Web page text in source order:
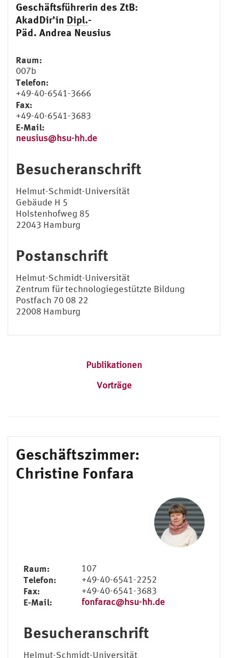
Geschäftsführerin des ZtB:
AkadDir’in Dipl.-
Päd. Andrea Neusius
Raum:
007b
Telefon:
+49-40-6541-3666
Fax:
+49-40-6541-3683
E-Mail:
neusius@hsu-hh.de
Besucheranschrift
Helmut-Schmidt-Universität
Gebäude H 5
Holstenhofweg 85
22043 Hamburg
Postanschrift
Helmut-Schmidt-Universität
Zentrum für technologiegestützte Bildung
Postfach 70 08 22
22008 Hamburg
Publikationen
Vorträge
Geschäftszimmer:
Christine Fonfara
Raum: 107
Telefon: +49-40-6541-2252
Fax: +49-40-6541-3683
E-Mail: fonfarac@hsu-hh.de
Besucheranschrift
Helmut-Schmidt-Universität